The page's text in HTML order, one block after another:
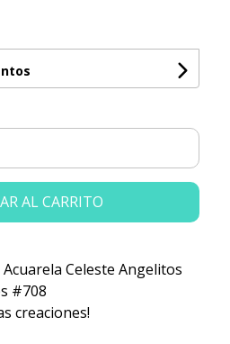
AL CARRITO
Celeste Angelitos
#708
creaciones!